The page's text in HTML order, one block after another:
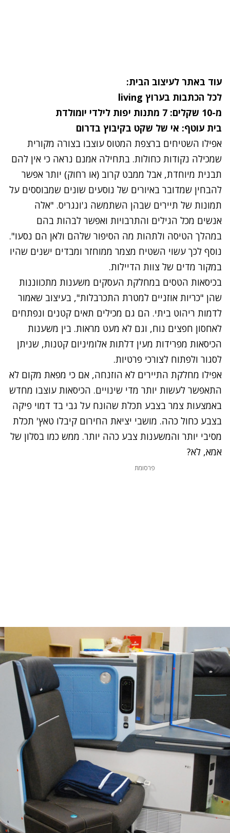
עוד באתר לעיצוב הבית:
לכל הכתבות בערוץ living
מ-10 שקלים: 7 מתנות יפות לילדי יומולדת
בית עוטף: אי של שקט בקיבוץ בדרום
אפילו השטיחים ברצפת המטוס עוצבו בצורה מקורית
שמכילה נקודות כחולות. בתחילה אמנם נראה כי אין להם
תבנית מיוחדת, אבל ממבט קרוב (או רחוק) יותר אפשר
להבחין שמדובר באיורים של נוסעים שונים שמבוססים על
תמונות של תיירים שבהן השתמשה ג'ונגריס. "אלה
אנשים מכל הגילים והתרבויות ואפשר לבהות בהם
במהלך הטיסה ולתהות מה הסיפור שלהם ולאן הם נסעו".
נוסף לכך עשוי השטיח מצמר ממוחזר ומבדים ישנים שהיו
במקור מדים של צוות הדיילות.
בכיסאות הטסים במחלקת העסקים משענות מתכווננות
שהן "כריות אוזניים למטרת התכרבלות", בעיצוב שאמור
לדמות ריהוט ביתי. הם גם מכילים תאים קטנים ונפתחים
לאחסון חפצים נוח, וגם לא מעט מראות. בין משענות
הכיסאות מפרידות מעין דלתות אלומיניום קטנות, שניתן
לסגור ולפתוח לצורכי פרטיות.
אפילו מחלקת התיירים לא הוזנחה, אם כי מפאת מקום לא
התאפשר לעשות יותר מדי שינויים. הכיסאות עוצבו מחדש
באמצעות צמר בצבע תכלת שהונח על גבי בד דמוי פיקה
בצבע כחול כהה. מושבי יציאת החירום קיבלו טאץ' תכלת
מסיבי יותר והמשענות צבע כהה יותר. ממש כמו בסלון של
אמא, לא?
פרסומת